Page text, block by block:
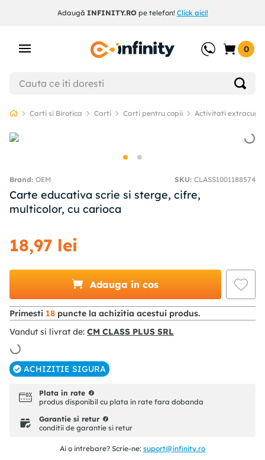
Adaugă INFINITY.ROpe telefon! Click aici!
0
Carti si Birotica Carti Carti pentru copii Activitati
OEM SKU: CLASS1001188574
Carte educativa scrie si sterge, cifre,
multicolor, cu carioca
18,97 lei
Adauga in cos
Primesti 18 puncte la achizitia acestui produs.
Vandut si livrat de: CM CLASS PLUS SRL
ACHIZITIE SIGURA
Plata in rate
produs disponibil cu plata in rate fara dobanda
Garantie si retur
conditii de garantie si retur
Ai o intrebare? Scrie-ne: suport@infinity.ro